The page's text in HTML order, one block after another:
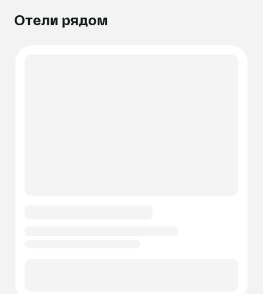
Отели рядом